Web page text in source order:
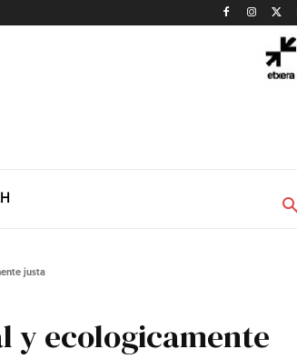
justa
y ecologicamente